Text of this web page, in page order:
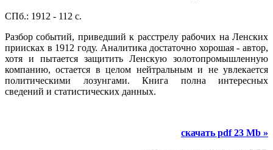
СПб.: 1912 - 112 с.
Разбор событий, приведший к расстрелу рабочих на Ленских
приисках в 1912 году. Аналитика достаточно хорошая - автор,
хотя и пытается защитить Ленскую золотопромышленную
компанию, остается в целом нейтральным и не увлекается
политическими лозунгами. Книга полна интересных
сведений и статистических данных.
скачать pdf 23 Mb »